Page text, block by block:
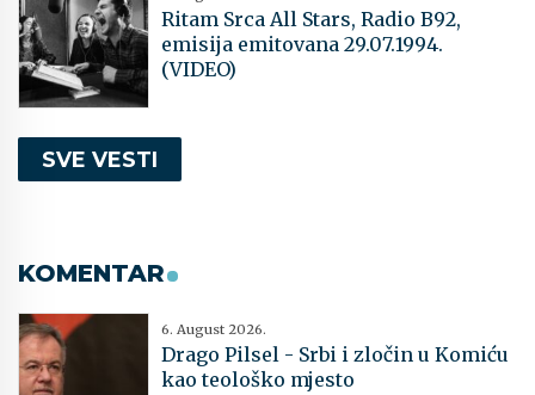
Ritam Srca All Stars, Radio B92,
emisija emitovana 29.07.1994.
(VIDEO)
SVE VESTI
KOMENTAR
6. August 2026.
Drago Pilsel - Srbi i zločin u Komiću
kao teološko mjesto